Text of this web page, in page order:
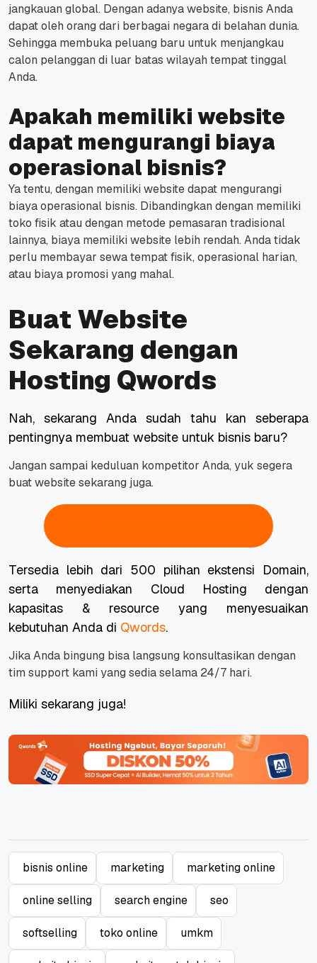
jangkauan global. Dengan adanya website, bisnis Anda
dapat oleh orang dari berbagai negara di belahan dunia.
Sehingga membuka peluang baru untuk menjangkau
calon pelanggan di luar batas wilayah tempat tinggal
Anda.
Apakah memiliki website
dapat mengurangi biaya
operasional bisnis?
Ya tentu, dengan memiliki website dapat mengurangi
biaya operasional bisnis. Dibandingkan dengan memiliki
toko fisik atau dengan metode pemasaran tradisional
lainnya, biaya memiliki website lebih rendah. Anda tidak
perlu membayar sewa tempat fisik, operasional harian,
atau biaya promosi yang mahal.
Buat Website
Sekarang dengan
Hosting Qwords
Nah, sekarang Anda sudah tahu kan seberapa
pentingnya membuat website untuk bisnis baru?
Jangan sampai keduluan kompetitor Anda, yuk segera
buat website sekarang juga.
Tersedia lebih dari 500 pilihan ekstensi Domain,
serta menyediakan Cloud Hosting dengan
kapasitas & resource yang menyesuaikan
kebutuhan Anda di Qwords.
Jika Anda bingung bisa langsung konsultasikan dengan
tim support kami yang sedia selama 24/7 hari.
Miliki sekarang juga!
bisnis online marketing marketing online
online selling search engine seo
softselling toko online umkm